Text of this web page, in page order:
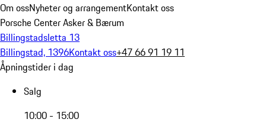
Om ossNyheter og arrangementKontakt oss
Porsche Center Asker & Bærum
Billingstadsletta 13
Billingstad, 1396Kontakt oss+47 66 91 19 11
Åpningstider i dag
Salg
10:00 - 15:00